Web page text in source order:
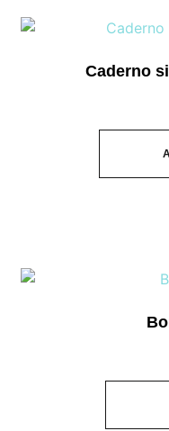
Caderno